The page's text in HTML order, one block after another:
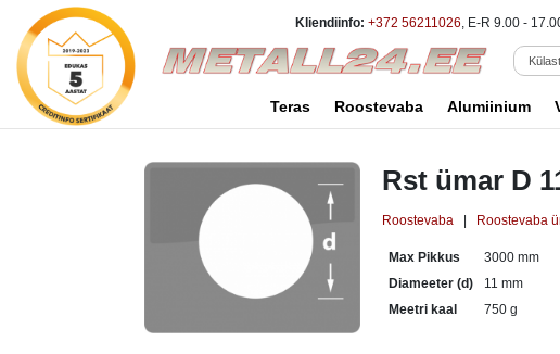
Kliendiinfo: +372 56211026, E-R 9.00 -
Teras Roostevaba Alumiinium
Rst ümar D
Roostevaba Roostevaba
Max Pikkus
3000 mm
Diameeter (d)
11 mm
Meetri kaal
750 g